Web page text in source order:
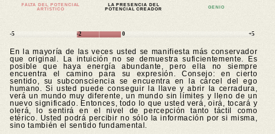
FALTA DEL POTENCIAL
ARTÍSTICO
LA PRESENCIA DEL
POTENCIAL CREADOR
GENIO
-5 -2 0 +5
En la mayoría de las veces usted se manifiesta más conservador
que original. La intuición no se demuestra suficientemente. Es
posible que haya energía abundante, pero ella no siempre
encuentra el camino para su expresión. Consejo: en cierto
sentido, su subconsciencia se encuentra en la cárcel del ego
humano. Si usted puede conseguir la llave y abrir la cerradura,
verá un mundo muy diferente, un mundo sin límites y lleno de un
nuevo significado. Entonces, todo lo que usted verá, oirá, tocará y
olerá, lo sentirá en el nivel de percepción tanto táctil como
etérico. Usted podrá percibir no sólo la información por si misma,
sino también el sentido fundamental.